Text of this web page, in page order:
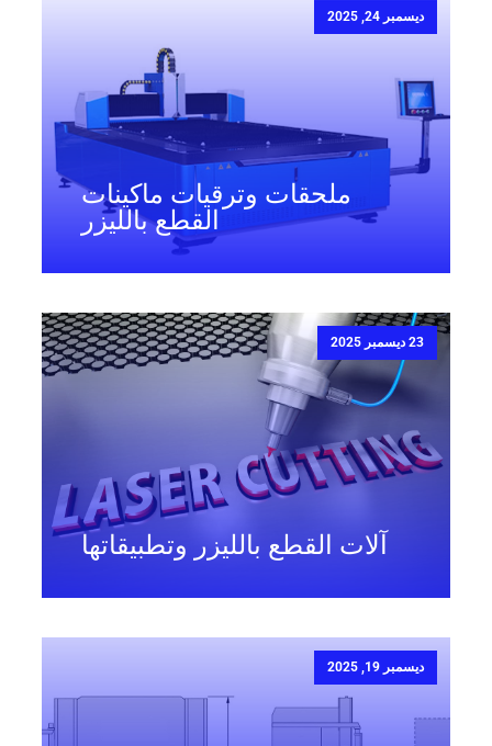
ديسمبر 24, 2025
ملحقات وترقيات ماكينات
القطع بالليزر
23 ديسمبر 2025
آلات القطع بالليزر وتطبيقاتها
ديسمبر 19, 2025